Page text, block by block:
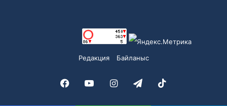
Редакция Байланыс
FacebookYouTubeInstagramTelegram